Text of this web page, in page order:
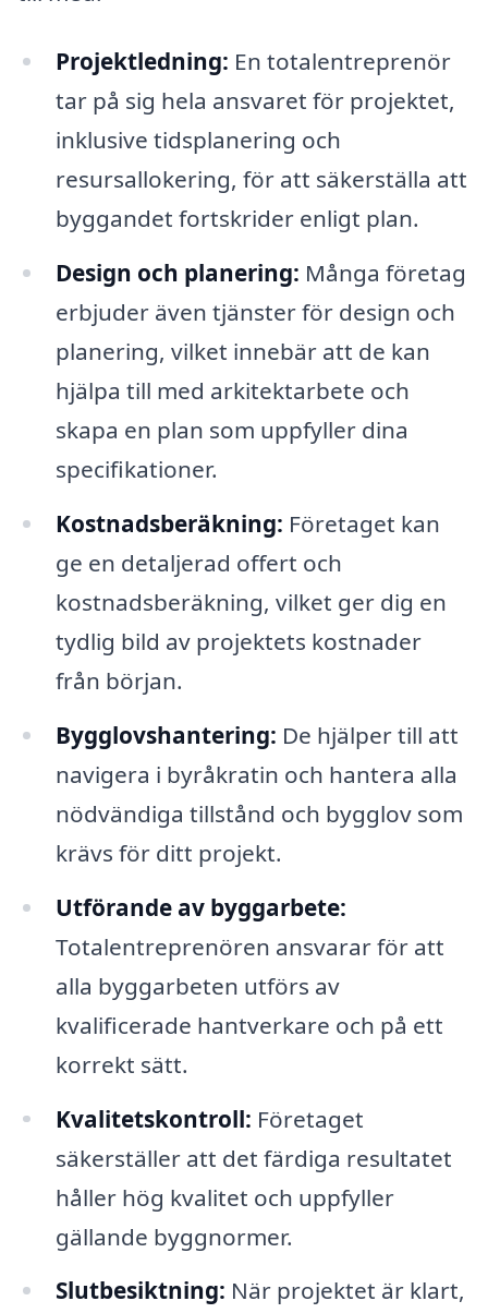
Projektledning: En totalentreprenör
tar på sig hela ansvaret för projektet,
inklusive tidsplanering och
resursallokering, för att säkerställa att
byggandet fortskrider enligt plan.
Design och planering: Många företag
erbjuder även tjänster för design och
planering, vilket innebär att de kan
hjälpa till med arkitektarbete och
skapa en plan som uppfyller dina
specifikationer.
Kostnadsberäkning: Företaget kan
ge en detaljerad offert och
kostnadsberäkning, vilket ger dig en
tydlig bild av projektets kostnader
från början.
Bygglovshantering: De hjälper till att
navigera i byråkratin och hantera alla
nödvändiga tillstånd och bygglov som
krävs för ditt projekt.
Utförande av byggarbete:
Totalentreprenören ansvarar för att
alla byggarbeten utförs av
kvalificerade hantverkare och på ett
korrekt sätt.
Kvalitetskontroll: Företaget
säkerställer att det färdiga resultatet
håller hög kvalitet och uppfyller
gällande byggnormer.
Slutbesiktning: När projektet är klart,